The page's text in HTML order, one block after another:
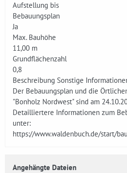
Aufstellung bis
Bebauungsplan
Ja
Max. Bauhöhe
11,00 m
Grundflächenzahl
0,8
Beschreibung Sonstige
Der Bebauungsplan und die
"Bonholz Nordwest" sind am
Detailliertere Informationen zum
unter:
https://www.waldenbuch.de/start/
Angehängte Dateien